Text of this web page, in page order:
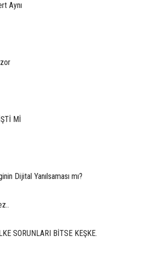
Aynı
Mİ
Dijital Yanılsaması mı?
SORUNLARI BİTSE KEŞKE.